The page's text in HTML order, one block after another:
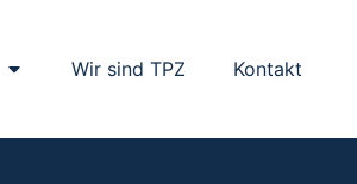
Wir sind TPZ Kontakt